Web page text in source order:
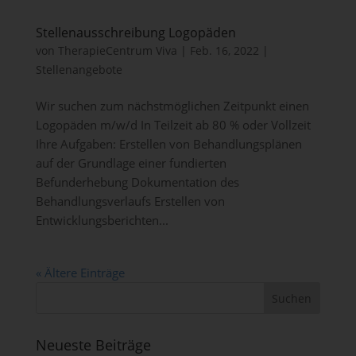
Stellenausschreibung Logopäden
von TherapieCentrum Viva Feb. 16, 2022
Stellenangebote
Wir suchen zum nächstmöglichen Zeitpunkt einen
Logopäden m/w/d In Teilzeit ab 80 % oder Vollzeit
Ihre Aufgaben: Erstellen von Behandlungsplänen
auf der Grundlage einer fundierten
Befunderhebung Dokumentation des
Behandlungsverlaufs Erstellen von
Entwicklungsberichten...
« Ältere Einträge
Neueste Beiträge
Verantwortlicher im Sinne der Datenschutz-Grundverordnung,
sonstiger in den Mitgliedstaaten der Europäischen Union
geltenden Datenschutzgesetze und anderer Bestimmungen mit
datenschutzrechtlichem Charakter ist die:
Körperbehinderte Allgäu gGmbH
Dr. Michael Knauth
Immenstädter Straße 29
87435 Kempten
Telefon: 0831 51239610